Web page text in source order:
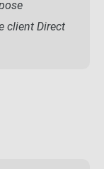
client Direct